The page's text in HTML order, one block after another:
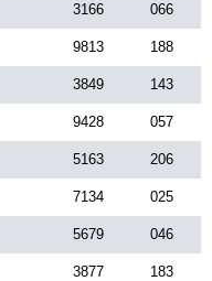
3166 066
9813 188
3849 143
9428 057
5163 206
7134 025
5679 046
3877 183